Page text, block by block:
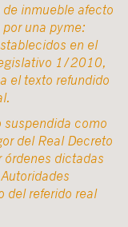
inmueble afecto
una pyme:
en el
1/2010,
el texto refundido
suspendida como
del Real Decreto
dictadas
del referido real